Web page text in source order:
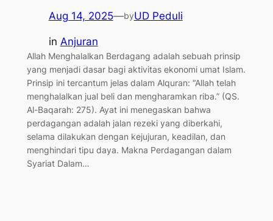
Aug 14, 2025—byUD Peduli
in Anjuran
Allah Menghalalkan Berdagang adalah sebuah prinsip
yang menjadi dasar bagi aktivitas ekonomi umat Islam.
Prinsip ini tercantum jelas dalam Alquran: “Allah telah
menghalalkan jual beli dan mengharamkan riba.” (QS.
Al-Baqarah: 275). Ayat ini menegaskan bahwa
perdagangan adalah jalan rezeki yang diberkahi,
selama dilakukan dengan kejujuran, keadilan, dan
menghindari tipu daya. Makna Perdagangan dalam
Syariat Dalam…